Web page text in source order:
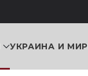
УКРАИНА И МИР